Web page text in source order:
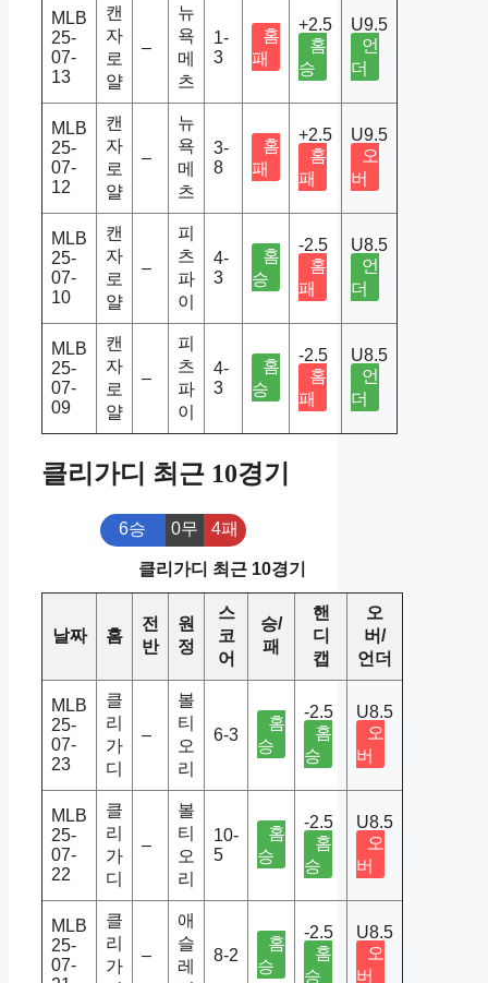
MLB
25-
07-
13
캔
자
로
얄
–
뉴
욕
메
츠
1-
3
홈
패
+2.5
홈
승
U9.5
언
더
MLB
25-
07-
12
캔
자
로
얄
–
뉴
욕
메
츠
3-
8
홈
패
+2.5
홈
패
U9.5
오
버
MLB
25-
07-
10
캔
자
로
얄
–
피
츠
파
이
4-
3
홈
승
-2.5
홈
패
U8.5
언
더
MLB
25-
07-
09
캔
자
로
얄
–
피
츠
파
이
4-
3
홈
승
-2.5
홈
패
U8.5
언
더
클리가디 최근 10경기
6승 0무 4패
클리가디 최근 10경기
날짜 홈
전
반
원
정
스
코
어
승/
패
핸
디
캡
오
버/
언더
MLB
25-
07-
23
클
리
가
디
–
볼
티
오
리
6-3
홈
승
-2.5
홈
승
U8.5
오
버
MLB
25-
07-
22
클
리
가
디
–
볼
티
오
리
10-
5
홈
승
-2.5
홈
승
U8.5
오
버
MLB
25-
07-
클
리
가
–
애
슬
레
8-2
홈
승
-2.5
홈
승
U8.5
오
버